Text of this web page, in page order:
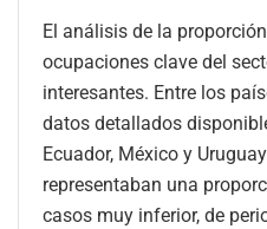
El análisis de la
ocupaciones clave del
interesantes. Entre los
datos detallados
Ecuador, México y
representaban una
casos muy inferior, de